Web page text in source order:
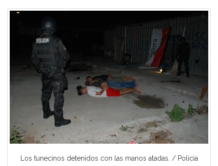
Los tunecinos detenidos con las manos atadas. / Policia